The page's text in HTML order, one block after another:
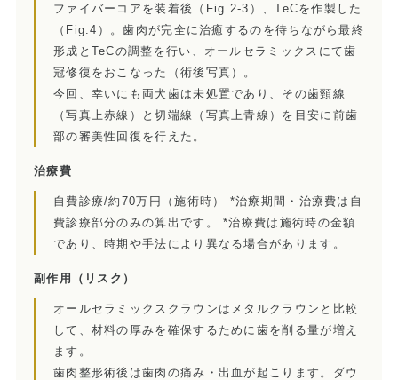
訪問診療とは
歯科用CT
顎関節症とは
特殊義歯とは
費用について
マイクロスコープ歯科治療
歯周外科治療（再生療法）
かぶせもの、詰め物
ファイバーコアを装着後（Fig.2-3）、TeCを作製した
（Fig.4）。歯肉が完全に治癒するのを待ちながら最終
形成とTeCの調整を行い、オールセラミックスにて歯
冠修復をおこなった（術後写真）。
今回、幸いにも両犬歯は未処置であり、その歯頸線
（写真上赤線）と切端線（写真上青線）を目安に前歯
部の審美性回復を行えた。
治療費
自費診療/約70万円（施術時） *治療期間・治療費は自
費診療部分のみの算出です。 *治療費は施術時の金額
であり、時期や手法により異なる場合があります。
副作用 （リスク）
オールセラミックスクラウンはメタルクラウンと比較
して、材料の厚みを確保するために歯を削る量が増え
ます。
歯肉整形術後は歯肉の痛み・出血が起こります。ダウ